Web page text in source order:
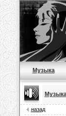
Музыка
назад